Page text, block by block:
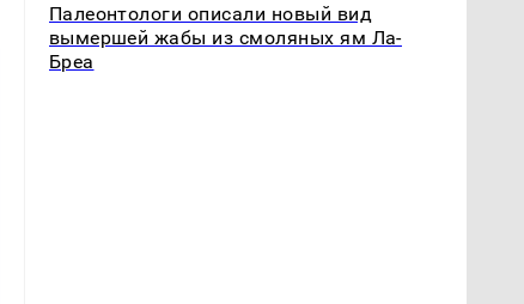
Палеонтологи описали новый вид
вымершей жабы из смоляных ям Ла-
Бреа